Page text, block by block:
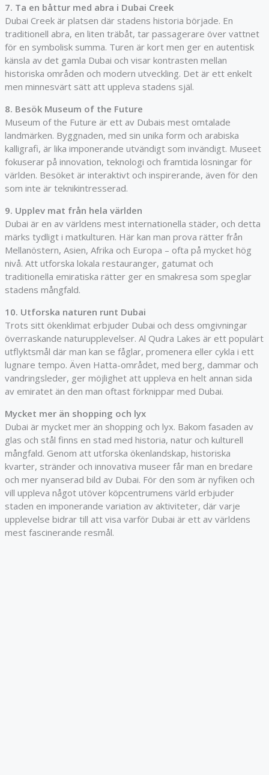
7. Ta en båttur med abra i Dubai Creek
Dubai Creek är platsen där stadens historia började. En
traditionell abra, en liten träbåt, tar passagerare över vattnet
för en symbolisk summa. Turen är kort men ger en autentisk
känsla av det gamla Dubai och visar kontrasten mellan
historiska områden och modern utveckling. Det är ett enkelt
men minnesvärt sätt att uppleva stadens själ.
8. Besök Museum of the Future
Museum of the Future är ett av Dubais mest omtalade
landmärken. Byggnaden, med sin unika form och arabiska
kalligrafi, är lika imponerande utvändigt som invändigt. Museet
fokuserar på innovation, teknologi och framtida lösningar för
världen. Besöket är interaktivt och inspirerande, även för den
som inte är teknikintresserad.
9. Upplev mat från hela världen
Dubai är en av världens mest internationella städer, och detta
märks tydligt i matkulturen. Här kan man prova rätter från
Mellanöstern, Asien, Afrika och Europa – ofta på mycket hög
nivå. Att utforska lokala restauranger, gatumat och
traditionella emiratiska rätter ger en smakresa som speglar
stadens mångfald.
10. Utforska naturen runt Dubai
Trots sitt ökenklimat erbjuder Dubai och dess omgivningar
överraskande naturupplevelser. Al Qudra Lakes är ett populärt
utflyktsmål där man kan se fåglar, promenera eller cykla i ett
lugnare tempo. Även Hatta-området, med berg, dammar och
vandringsleder, ger möjlighet att uppleva en helt annan sida
av emiratet än den man oftast förknippar med Dubai.
Mycket mer än shopping och lyx
Dubai är mycket mer än shopping och lyx. Bakom fasaden av
glas och stål finns en stad med historia, natur och kulturell
mångfald. Genom att utforska ökenlandskap, historiska
kvarter, stränder och innovativa museer får man en bredare
och mer nyanserad bild av Dubai. För den som är nyfiken och
vill uppleva något utöver köpcentrumens värld erbjuder
staden en imponerande variation av aktiviteter, där varje
upplevelse bidrar till att visa varför Dubai är ett av världens
mest fascinerande resmål.